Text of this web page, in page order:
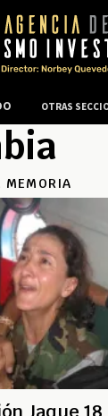
MEMORIA
OTRAS